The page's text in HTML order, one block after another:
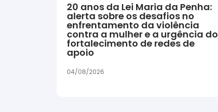
20 anos da Lei Maria da Penha:
alerta sobre os desafios no
enfrentamento da violência
contra a mulher e a urgência do
fortalecimento de redes de
apoio
04/08/2026